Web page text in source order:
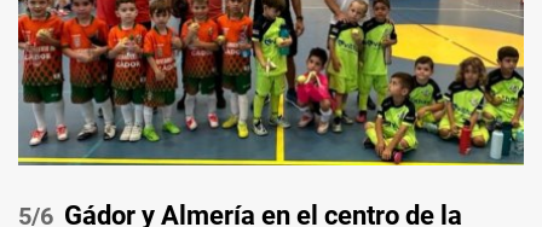
/6 Gádor y Almería en el centro de la